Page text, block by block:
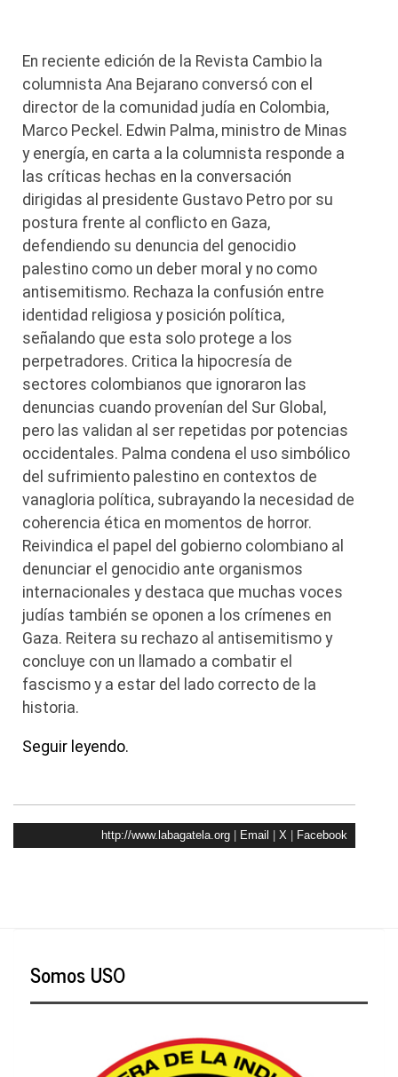
En reciente edición de la Revista Cambio la
columnista Ana Bejarano conversó con el
director de la comunidad judía en Colombia,
Marco Peckel. Edwin Palma, ministro de Minas
y energía, en carta a la columnista responde a
las críticas hechas en la conversación
dirigidas al presidente Gustavo Petro por su
postura frente al conflicto en Gaza,
defendiendo su denuncia del genocidio
palestino como un deber moral y no como
antisemitismo. Rechaza la confusión entre
identidad religiosa y posición política,
señalando que esta solo protege a los
perpetradores. Critica la hipocresía de
sectores colombianos que ignoraron las
denuncias cuando provenían del Sur Global,
pero las validan al ser repetidas por potencias
occidentales. Palma condena el uso simbólico
del sufrimiento palestino en contextos de
vanagloria política, subrayando la necesidad de
coherencia ética en momentos de horror.
Reivindica el papel del gobierno colombiano al
denunciar el genocidio ante organismos
internacionales y destaca que muchas voces
judías también se oponen a los crímenes en
Gaza. Reitera su rechazo al antisemitismo y
concluye con un llamado a combatir el
fascismo y a estar del lado correcto de la
historia.
Seguir leyendo.
http://www.labagatela.org| Email X| Facebook
Somos USO